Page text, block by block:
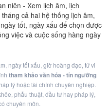
niên - Xem lịch âm, lịch
cả hai hệ thống lịch âm,
tốt, ngày xấu để chọn được
việc và cuộc sống hàng ngày
ngày tốt xấu, giờ hoàng đạo, tử vi
tham khảo văn hóa - tín ngưỡng
lý hoặc tài chính chuyên nghiệp.
phẫu thuật, đầu tư hay pháp lý,
chuyên môn.